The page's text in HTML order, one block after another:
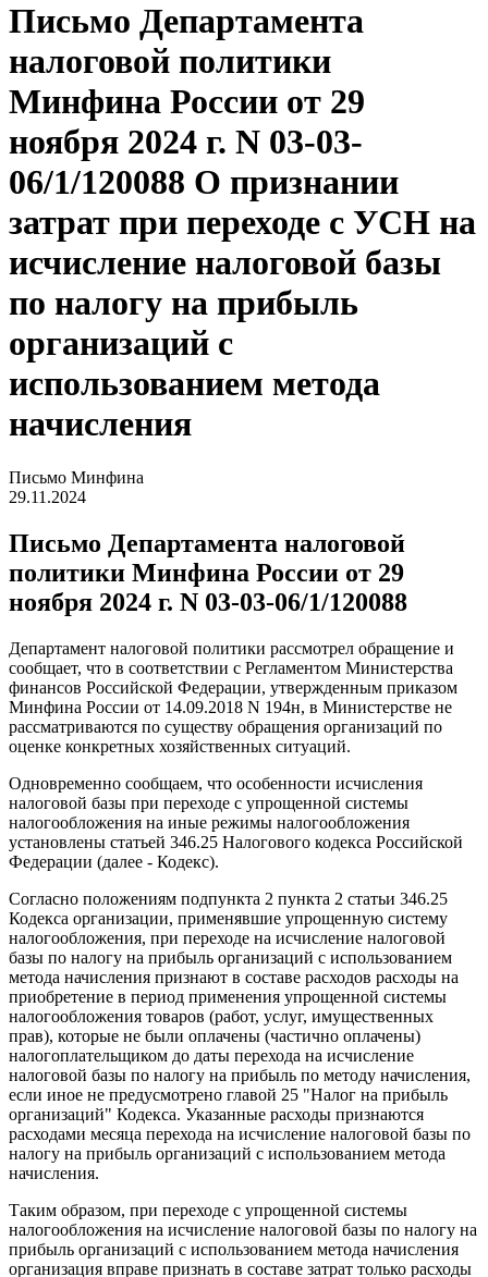
Письмо Департамента
налоговой политики
Минфина России от 29
ноября 2024 г. N 03-03-
06/1/120088 О признании
затрат при переходе с УСН на
исчисление налоговой базы
по налогу на прибыль
организаций с
использованием метода
начисления
Письмо Минфина
29.11.2024
Письмо Департамента налоговой
политики Минфина России от 29
ноября 2024 г. N 03-03-06/1/120088
Департамент налоговой политики рассмотрел обращение и
сообщает, что в соответствии с Регламентом Министерства
финансов Российской Федерации, утвержденным приказом
Минфина России от 14.09.2018 N 194н, в Министерстве не
рассматриваются по существу обращения организаций по
оценке конкретных хозяйственных ситуаций.
Одновременно сообщаем, что особенности исчисления
налоговой базы при переходе с упрощенной системы
налогообложения на иные режимы налогообложения
установлены статьей 346.25 Налогового кодекса Российской
Федерации (далее - Кодекс).
Согласно положениям подпункта 2 пункта 2 статьи 346.25
Кодекса организации, применявшие упрощенную систему
налогообложения, при переходе на исчисление налоговой
базы по налогу на прибыль организаций с использованием
метода начисления признают в составе расходов расходы на
приобретение в период применения упрощенной системы
налогообложения товаров (работ, услуг, имущественных
прав), которые не были оплачены (частично оплачены)
налогоплательщиком до даты перехода на исчисление
налоговой базы по налогу на прибыль по методу начисления,
если иное не предусмотрено главой 25 "Налог на прибыль
организаций" Кодекса. Указанные расходы признаются
расходами месяца перехода на исчисление налоговой базы по
налогу на прибыль организаций с использованием метода
начисления.
Таким образом, при переходе с упрощенной системы
налогообложения на исчисление налоговой базы по налогу на
прибыль организаций с использованием метода начисления
организация вправе признать в составе затрат только расходы